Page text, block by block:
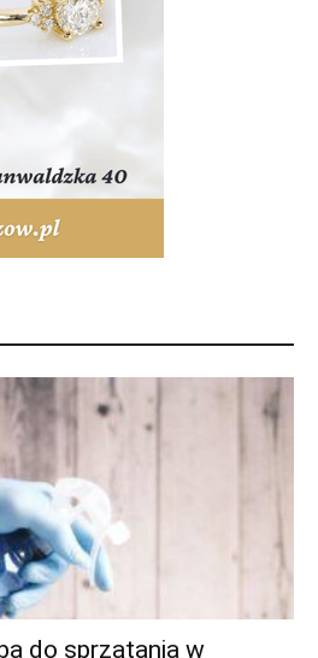
do sprzątania w